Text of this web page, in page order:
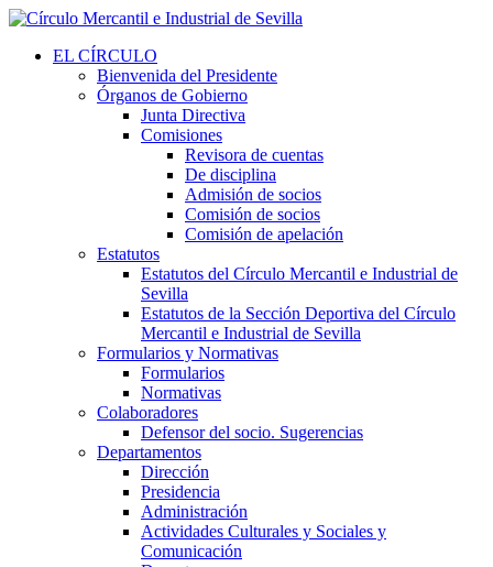
EL CÍRCULO
Bienvenida del Presidente
Órganos de Gobierno
Junta Directiva
Comisiones
Revisora de cuentas
De disciplina
Admisión de socios
Comisión de socios
Comisión de apelación
Estatutos
Estatutos del Círculo Mercantil e Industrial de
Sevilla
Estatutos de la Sección Deportiva del Círculo
Mercantil e Industrial de Sevilla
Formularios y Normativas
Formularios
Normativas
Colaboradores
Defensor del socio. Sugerencias
Departamentos
Dirección
Presidencia
Administración
Actividades Culturales y Sociales y
Comunicación